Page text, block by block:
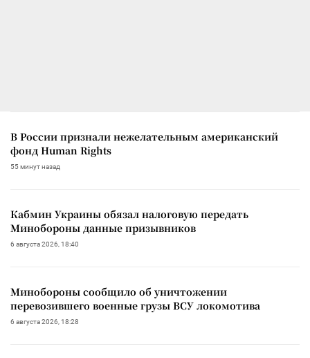
В России признали нежелательным американский
фонд Human Rights
55 минут назад
Кабмин Украины обязал налоговую передать
Минобороны данные призывников
6 августа 2026, 18:40
Минобороны сообщило об уничтожении
перевозившего военные грузы ВСУ локомотива
6 августа 2026, 18:28